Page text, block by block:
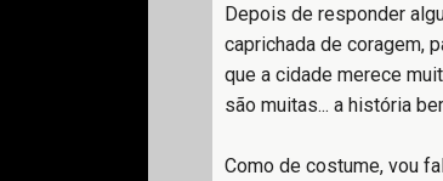
Depois de responder
caprichada de coragem,
que a cidade merece
são muitas... a história
Como de costume, vou